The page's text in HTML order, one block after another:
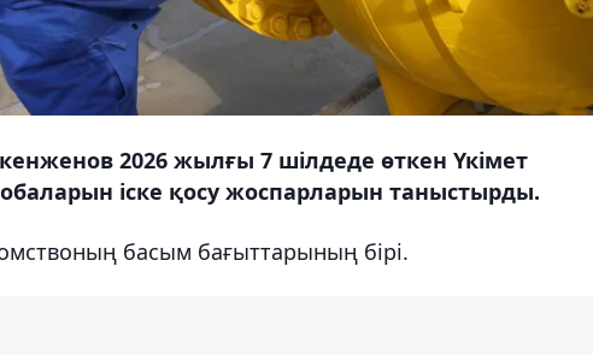
2026 жылғы 7 шілдеде өткен Үкімет
іске қосу жоспарларын таныстырды.
басым бағыттарының бірі.